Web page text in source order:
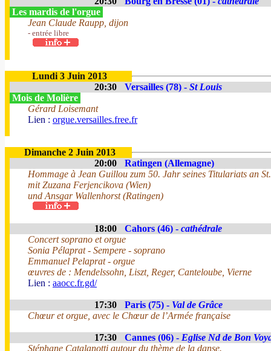
Les mardis de l'orgue
Jean Claude Raupp, dijon
- entrée libre
Lundi 3 Juin 2013
20:30
Versailles (78) - St Louis
Mois de Molière
Gérard Loisemant
Lien : orgue.versailles.free.fr
Dimanche 2 Juin 2013
20:00
Ratingen (Allemagne)
Hommage à Jean Guillou zum 50. Jahr seines Titulariats an
mit Zuzana Ferjencikova (Wien)
und Ansgar Wallenhorst (Ratingen)
18:00 Cahors (46) - cathédrale
Concert soprano et orgue
Sonia Pélaprat - Sempere - soprano
Emmanuel Pelaprat - orgue
œuvres de : Mendelssohn, Liszt, Reger, Canteloube, Vierne
Lien : aaocc.fr.gd/
17:30 Paris (75) - Val de Grâce
Chœur et orgue, avec le Chœur de l’Armée française
17:30 Cannes (06) - Eglise Nd de Bon
Stéphane Catalanotti autour du thème de la danse.